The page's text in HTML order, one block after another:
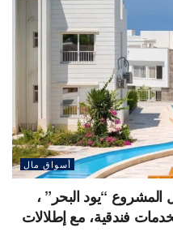
أسواق مال
“يود البحر” ،
فندقية، مع إطلالات